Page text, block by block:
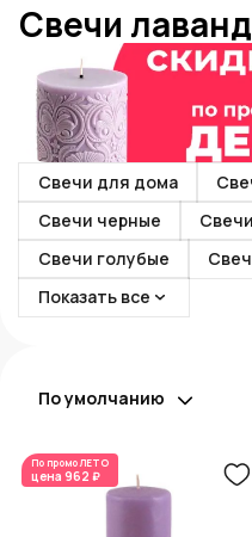
Свечи
Свечи для дома
Свечи черные
Свечи голубые
Показать все
По умолчанию
По промоЛЕТО
цена 962 ₽